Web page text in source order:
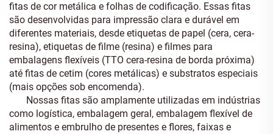
fitas de cor metálica e folhas de codificação. Essas fitas
são desenvolvidas para impressão clara e durável em
diferentes materiais, desde etiquetas de papel (cera, cera-
resina), etiquetas de filme (resina) e filmes para
embalagens flexíveis (TTO cera-resina de borda próxima)
até fitas de cetim (cores metálicas) e substratos especiais
(mais opções sob encomenda).
Nossas fitas são amplamente utilizadas em indústrias
como logística, embalagem geral, embalagem flexível de
alimentos e embrulho de presentes e flores, faixas e